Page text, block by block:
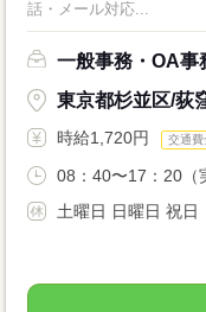
話・メール対応...
一般事務・OA事
東京都杉並区/荻
時給1,720円 交通費
08：40〜17：20（
土曜日 日曜日 祝日